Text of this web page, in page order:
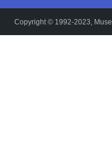
Copyright © 1992-2023,